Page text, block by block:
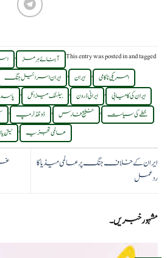
This entry was posted inand tagged آبنائے ہرمز ,
امریکی ناکامی , ایران , ایران اسرائیل جنگ
ایران کی کامیابی , ایرانی ڈرون , بیلسٹک میزائل ,
خطے کی سیاست , خلیج فارس , ڈونلڈ ٹرمپ ,
عالمی تجزیہ , نیتن
ایران کے خلاف جنگ پر عالمی میڈیا کا
ردعمل
مشہور خبریں۔